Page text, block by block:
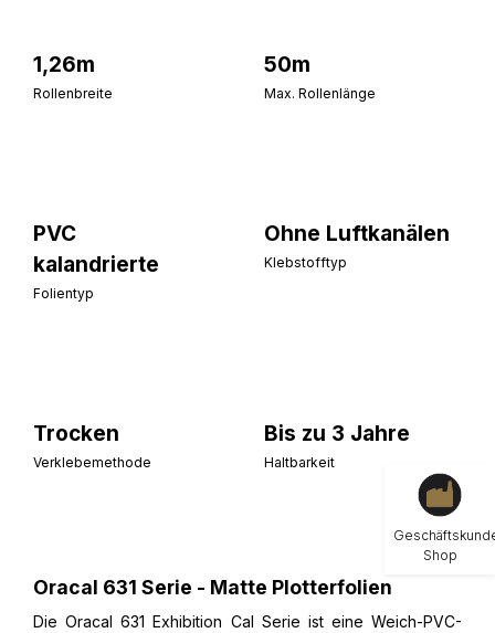
Oracal 631 Serie - Matte Plotterfolien
Die Oracal 631 Exhibition Cal Serie ist eine Weich-PVC-
1,26m
Rollenbreite
50m
Max. Rollenlänge
PVC
kalandrierte
Folientyp
Ohne Luftkanälen
Klebstofftyp
Trocken
Verklebemethode
Bis zu 3 Jahre
Haltbarkeit
Shop